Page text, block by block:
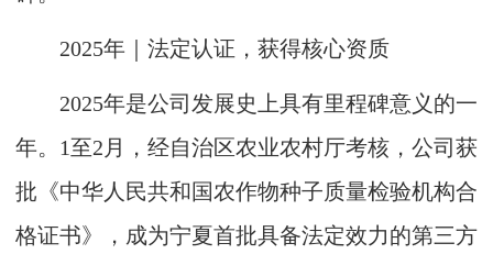
2025年｜法定认证，获得核心资质
2025年是公司发展史上具有里程碑意义的一
年。1至2月，经自治区农业农村厅考核，公司获
批《中华人民共和国农作物种子质量检验机构合
格证书》，成为宁夏首批具备法定效力的第三方